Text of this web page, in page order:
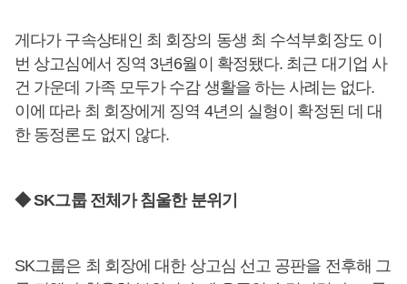
게다가 구속상태인 최 회장의 동생 최 수석부회장도 이
번 상고심에서 징역 3년6월이 확정됐다. 최근 대기업 사
건 가운데 가족 모두가 수감 생활을 하는 사례는 없다.
이에 따라 최 회장에게 징역 4년의 실형이 확정된 데 대
한 동정론도 없지 않다.
◆ SK그룹 전체가 침울한 분위기
SK그룹은 최 회장에 대한 상고심 선고 공판을 전후해 그